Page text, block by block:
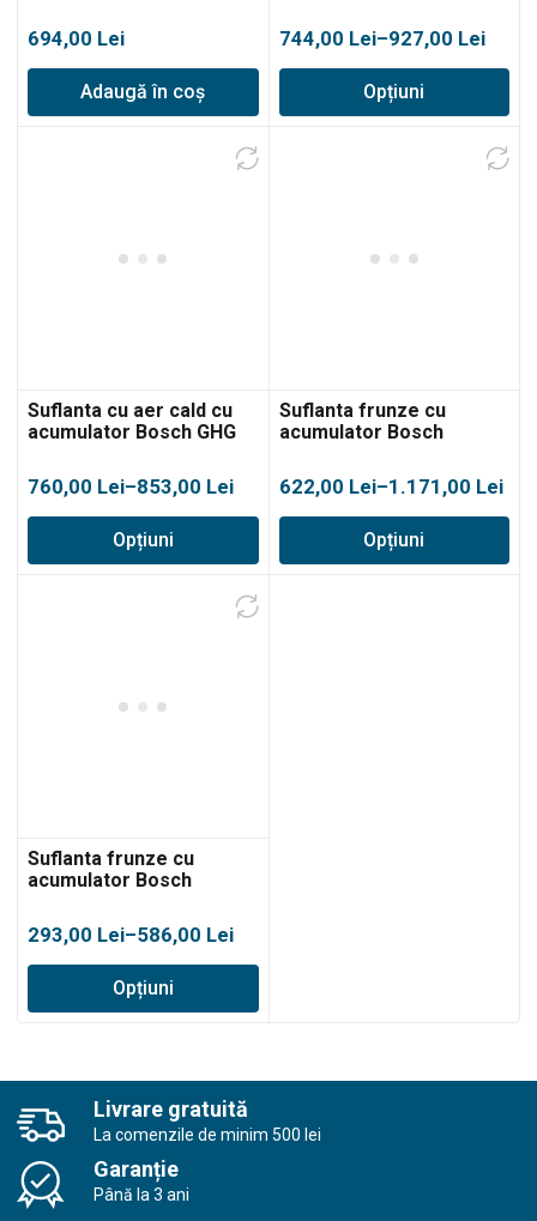
694,00 Lei
Adaugă în coș
744,00 Lei–927,00 Lei
Interval
de
Opțiuni
Suflanta cu aer cald cu
acumulator Bosch GHG
760,00 Lei–853,00 Lei
Interval
de
Opțiuni
Suflanta frunze cu
acumulator Bosch
622,00 Lei–1.171,00 Lei
Interval
de
Opțiuni
Suflanta frunze cu
acumulator Bosch
18V-130
293,00 Lei–586,00 Lei
Interval
de
la
586,00 lei
Opțiuni
Livrare gratuită
La comenzile de minim 500 lei
Garanție
Până la 3 ani